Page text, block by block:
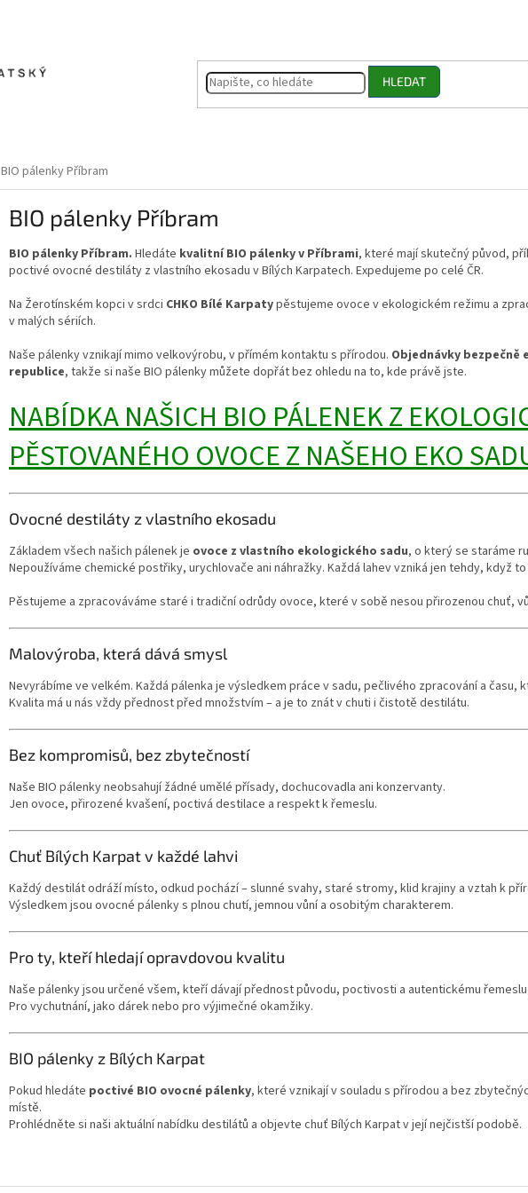
HLEDAT
BIO pálenky Příbram
BIO pálenky Příbram
BIO pálenky Příbram. Hledáte kvalitní BIO pálenky v Příbrami, které mají skutečný původ,
poctivé ovocné destiláty z vlastního ekosadu v Bílých Karpatech. Expedujeme po celé ČR.
Na Žerotínském kopci v srdci CHKO Bílé Karpatypěstujeme ovoce v ekologickém režimu a
v malých sériích.
Naše pálenky vznikají mimo velkovýrobu, v přímém kontaktu s přírodou. Objednávky bezpečně
republice, takže si naše BIO pálenky můžete dopřát bez ohledu na to, kde právě jste.
NABÍDKA NAŠICH BIO PÁLENEK Z
PĚSTOVANÉHO OVOCE Z NAŠEHO EKO
Ovocné destiláty z vlastního ekosadu
Základem všech našich pálenek je ovoce z vlastního ekologického sadu, o který se staráme
Nepoužíváme chemické postřiky, urychlovače ani náhražky. Každá lahev vzniká jen tehdy, když
Pěstujeme a zpracováváme staré i tradiční odrůdy ovoce, které v sobě nesou přirozenou chuť,
Malovýroba, která dává smysl
Nevyrábíme ve velkém. Každá pálenka je výsledkem práce v sadu, pečlivého zpracování a času,
Kvalita má u nás vždy přednost před množstvím – a je to znát v chuti i čistotě destilátu.
Bez kompromisů, bez zbytečností
Naše BIO pálenky neobsahují žádné umělé přísady, dochucovadla ani konzervanty.
Jen ovoce, přirozené kvašení, poctivá destilace a respekt k řemeslu.
Chuť Bílých Karpat v každé lahvi
Každý destilát odráží místo, odkud pochází – slunné svahy, staré stromy, klid krajiny a vztah k
Výsledkem jsou ovocné pálenky s plnou chutí, jemnou vůní a osobitým charakterem.
Pro ty, kteří hledají opravdovou kvalitu
Naše pálenky jsou určené všem, kteří dávají přednost původu, poctivosti a autentickému
Pro vychutnání, jako dárek nebo pro výjimečné okamžiky.
BIO pálenky z Bílých Karpat
Pokud hledáte poctivé BIO ovocné pálenky, které vznikají v souladu s přírodou a bez
místě.
Prohlédněte si naši aktuální nabídku destilátů a objevte chuť Bílých Karpat v její nejčistší podobě.